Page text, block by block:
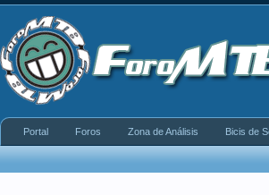
Portal Foros Zona de Análisis Bicis de